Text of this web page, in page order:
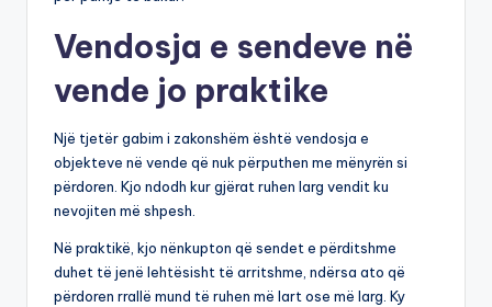
Vendosja e sendeve në
vende jo praktike
Një tjetër gabim i zakonshëm është vendosja e
objekteve në vende që nuk përputhen me mënyrën si
përdoren. Kjo ndodh kur gjërat ruhen larg vendit ku
nevojiten më shpesh.
Në praktikë, kjo nënkupton që sendet e përditshme
duhet të jenë lehtësisht të arritshme, ndërsa ato që
përdoren rrallë mund të ruhen më lart ose më larg. Ky